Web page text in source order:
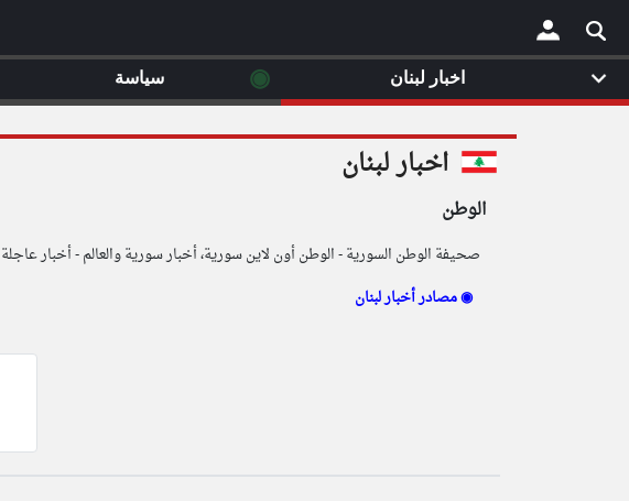
× اخبار لبنان
الوطن
صحيفة الوطن السورية - الوطن أون لاين سورية، أخبار سورية والعالم - أخبار
مصادر أخبار لبنان ◉
اخبار لبنان ◉ سياسة